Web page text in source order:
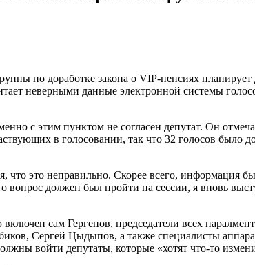
по доработке закона о VIP-пенсиях
неверными данные электронной системы
с этим пунктом не согласен депутат. Он
в голосовании, так что 32 голосов было
это неправильно. Скорее всего, информация
вопрос должен был пройти на сессии, я вновь
включен сам Гергенов, председатели всех
Сергей Цыдыпов, а также специалисты
войти депутаты, которые «хотят что-то